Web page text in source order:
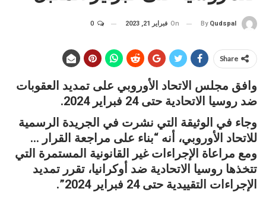
By Qudspal
On فبراير 21, 2023
Share
وافق مجلس الاتحاد الأوروبي على تمديد العقوبات
ضد روسيا الاتحادية حتى 24 فبراير 2024.
وجاء في الوثيقة التي نشرت في الجريدة الرسمية
للاتحاد الأوروبي، أنه “بناء على مراجعة القرار …
ومع مراعاة الإجراءات غير القانونية المستمرة التي
تتخذها روسيا الاتحادية ضد أوكرانيا، تقرر تمديد
الإجراءات التقييدية حتى 24 فبراير 2024”.